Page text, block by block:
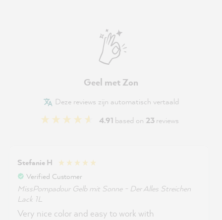
Geel met Zon
Deze reviews zijn automatisch vertaald
4.91 based on 23reviews
Stefanie H
Verified Customer
MissPompadour Gelb mit Sonne - Der Alles Streichen
Lack 1L
Very nice color and easy to work with